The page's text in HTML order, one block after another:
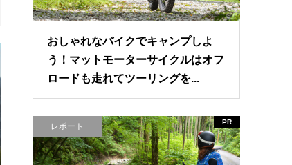
おしゃれなバイクでキャンプしよ
う！マットモーターサイクルはオフ
ロードも走れてツーリングを...
レポート PR